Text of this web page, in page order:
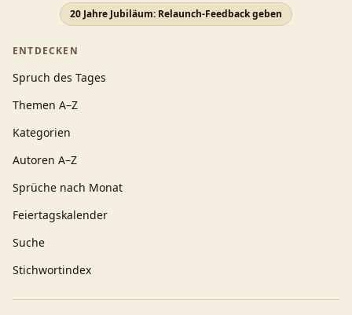
20 Jahre Jubiläum: Relaunch-Feedback geben
ENTDECKEN
Spruch des Tages
Themen A–Z
Kategorien
Autoren A–Z
Sprüche nach Monat
Feiertagskalender
Suche
Stichwortindex